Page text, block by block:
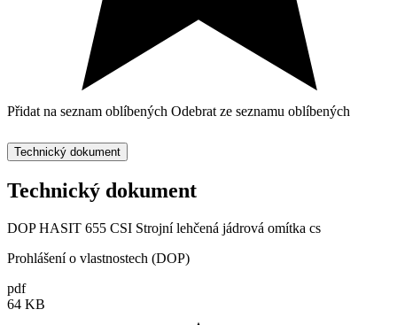
Přidat na seznam oblíbených Odebrat ze seznamu oblíbených
Technický dokument
Technický dokument
DOP HASIT 655 CSI Strojní lehčená jádrová omítka cs
Prohlášení o vlastnostech (DOP)
pdf
64 KB